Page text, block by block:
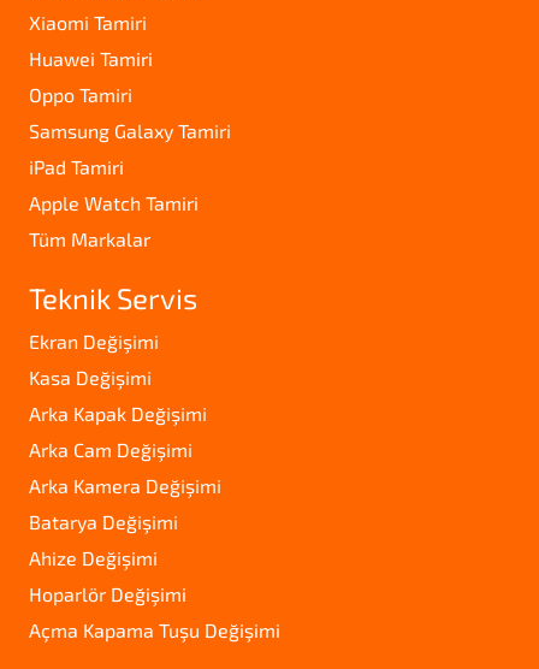
Xiaomi Tamiri
Huawei Tamiri
Oppo Tamiri
Samsung Galaxy Tamiri
iPad Tamiri
Apple Watch Tamiri
Tüm Markalar
Teknik Servis
Ekran Değişimi
Kasa Değişimi
Arka Kapak Değişimi
Arka Cam Değişimi
Arka Kamera Değişimi
Batarya Değişimi
Ahize Değişimi
Hoparlör Değişimi
Açma Kapama Tuşu Değişimi